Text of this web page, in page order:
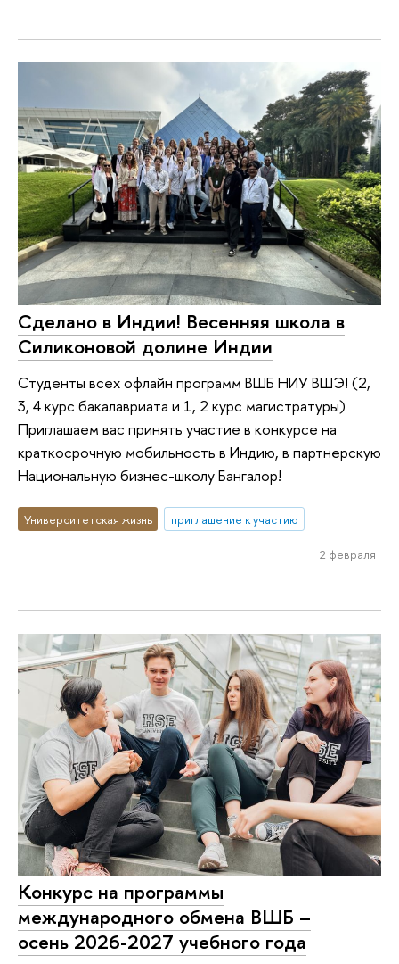
Сделано в Индии! Весенняя школа в
Силиконовой долине Индии
Студенты всех офлайн программ ВШБ НИУ ВШЭ! (2,
3, 4 курс бакалавриата и 1, 2 курс магистратуры)
Приглашаем вас принять участие в конкурсе на
краткосрочную мобильность в Индию, в партнерскую
Национальную бизнес-школу Бангалор!
Университетская жизнь приглашение к участию
2 февраля
Конкурс на программы
международного обмена ВШБ –
осень 2026-2027 учебного года